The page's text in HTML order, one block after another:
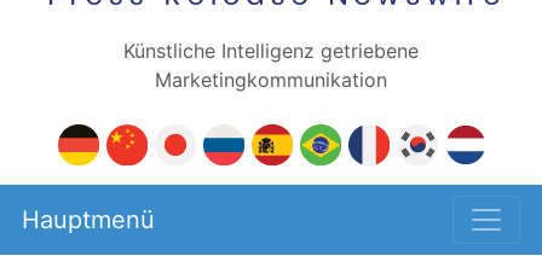
Künstliche Intelligenz getriebene
Marketingkommunikation
Hauptmenü